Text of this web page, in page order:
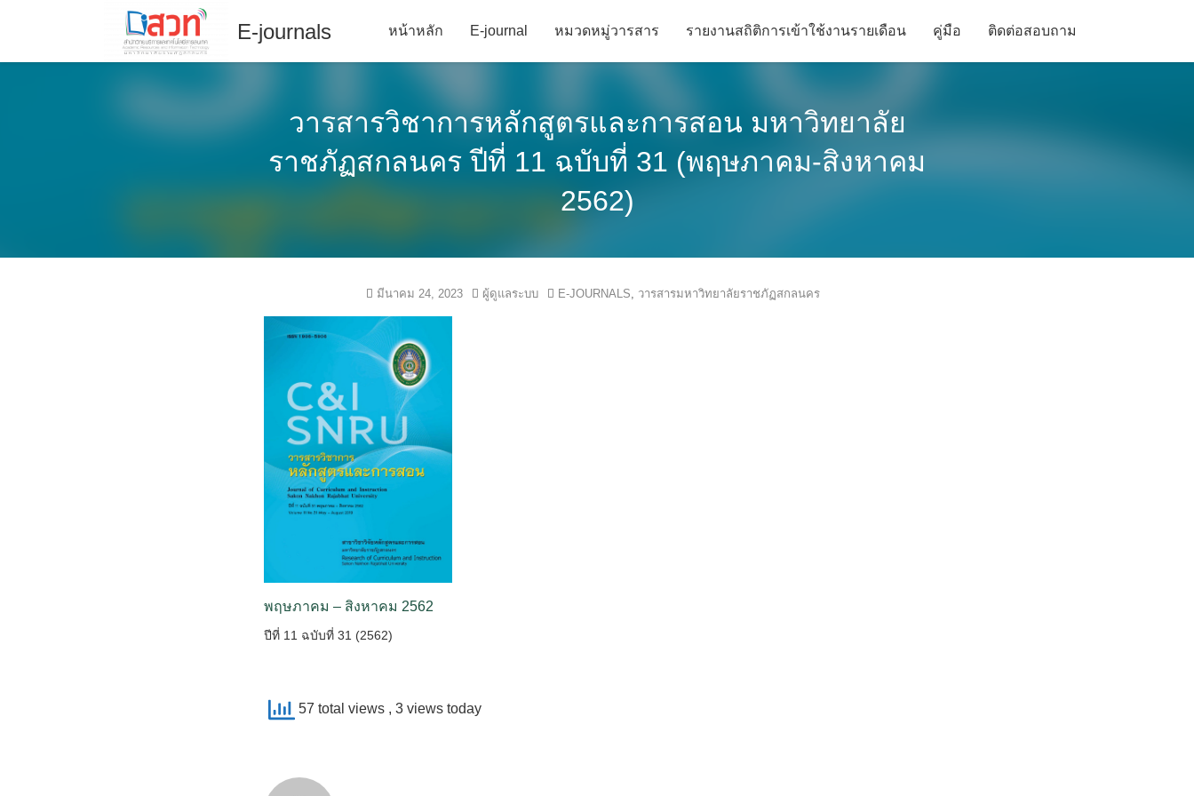
E-journals หน้าหลัก E-journal หมวดหมู่วารสาร รายงานสถิติการเข้าใช้งานรายเดือน คู่มือ ติดต่อสอบถาม
E-journal
รายงานสถิติการเข้าใช้งานรายเดือน
วารสารวิชาการหลักสูตรและการสอน มหาวิทยาลัย
ราชภัฏสกลนคร ปีที่ 11 ฉบับที่ 31 (พฤษภาคม-สิงหาคม
2562)
มีนาคม 24, 2023 ผู้ดูแลระบบ E-JOURNALS, วารสารมหาวิทยาลัยราชภัฏสกลนคร
พฤษภาคม – สิงหาคม 2562
ปีที่ 11 ฉบับที่ 31 (2562)
57 total views , 3 views today